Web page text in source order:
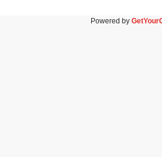
Powered by